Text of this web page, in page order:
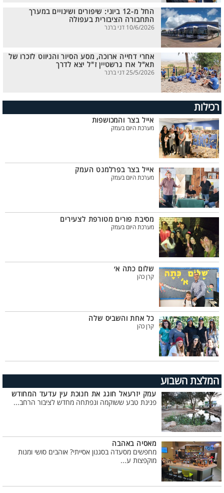
החל מ-12 ביוני: שיפורים ושינויים במערך
התחבורה הציבורית בעפולה
10/6/2026 דני ברנר
אחרי דחייה ארוכה, מסע הסיור והניווט לזכרו של
תא"ל ארז גרשטיין ז"ל יצא לדרך
25/5/2026 דני ברנר
רכילות
אייל בצר והמכושפות
מערכת היום בעמק
אייל בצר בפרלמנט העמק
מערכת היום בעמק
מסיבת פורים מטורפת לצעירים
מערכת היום בעמק
שלום כתה א׳
קרן כהן
כל אחת והשביס שלה
קרן כהן
המלצת השבוע
עמק יזרעאל חוגג את חנוכת עין עדעד המחודש
פנינת טבע ששוקמה ונפתחה מחדש לציבור הרחב...
מאסיה באהבה
מחפשים מסעדה בסגנון אסייתי? אוהבים סושי ומנות
מוקפצות ע...